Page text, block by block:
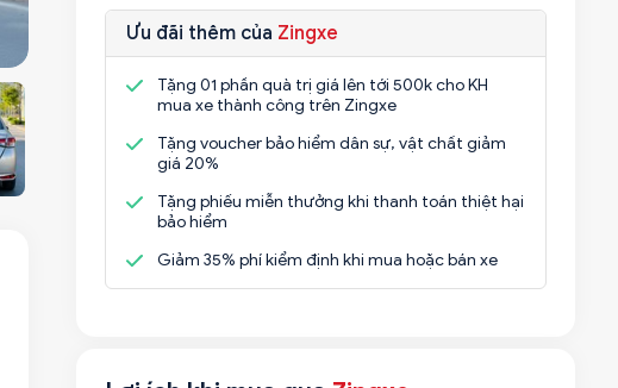
Ưu đãi thêm của Zingxe
Tặng 01 phần quà trị giá lên tới 500k cho KH
mua xe thành công trên Zingxe
Tặng voucher bảo hiểm dân sự, vật chất giảm
giá 20%
Tặng phiếu miễn thưởng khi thanh toán thiệt hại
bảo hiểm
Giảm 35% phí kiểm định khi mua hoặc bán xe